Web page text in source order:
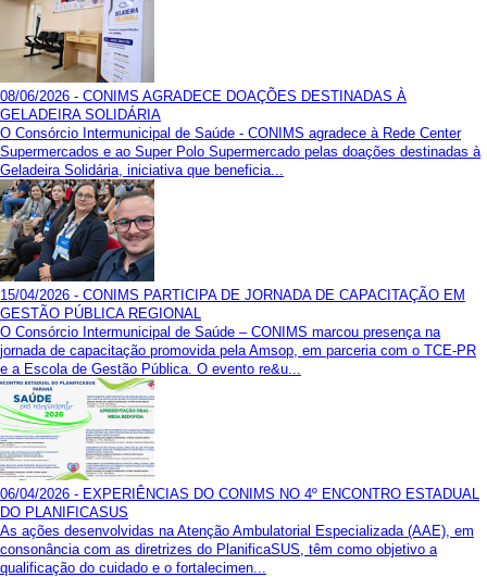
08/06/2026 - CONIMS AGRADECE DOAÇÕES DESTINADAS À
GELADEIRA SOLIDÁRIA
O Consórcio Intermunicipal de Saúde - CONIMS agradece à Rede Center
Supermercados e ao Super Polo Supermercado pelas doações destinadas à
Geladeira Solidária, iniciativa que beneficia...
15/04/2026 - CONIMS PARTICIPA DE JORNADA DE CAPACITAÇÃO EM
GESTÃO PÚBLICA REGIONAL
O Consórcio Intermunicipal de Saúde – CONIMS marcou presença na
jornada de capacitação promovida pela Amsop, em parceria com o TCE-PR
e a Escola de Gestão Pública. O evento re&u...
06/04/2026 - EXPERIÊNCIAS DO CONIMS NO 4º ENCONTRO ESTADUAL
DO PLANIFICASUS
As ações desenvolvidas na Atenção Ambulatorial Especializada (AAE), em
consonância com as diretrizes do PlanificaSUS, têm como objetivo a
qualificação do cuidado e o fortalecimen...